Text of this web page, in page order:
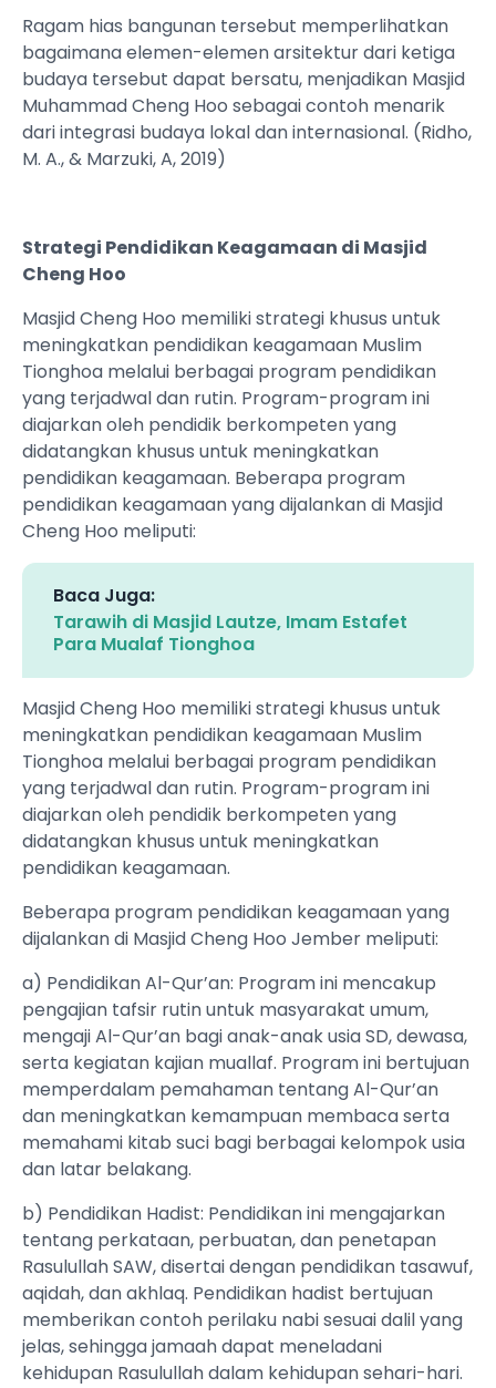
Ragam hias bangunan tersebut memperlihatkan
bagaimana elemen-elemen arsitektur dari ketiga
budaya tersebut dapat bersatu, menjadikan Masjid
Muhammad Cheng Hoo sebagai contoh menarik
dari integrasi budaya lokal dan internasional. (Ridho,
M. A., & Marzuki, A, 2019)
Strategi Pendidikan Keagamaan di Masjid
Cheng Hoo
Masjid Cheng Hoo memiliki strategi khusus untuk
meningkatkan pendidikan keagamaan Muslim
Tionghoa melalui berbagai program pendidikan
yang terjadwal dan rutin. Program-program ini
diajarkan oleh pendidik berkompeten yang
didatangkan khusus untuk meningkatkan
pendidikan keagamaan. Beberapa program
pendidikan keagamaan yang dijalankan di Masjid
Cheng Hoo meliputi:
Baca Juga:
Tarawih di Masjid Lautze, Imam Estafet
Para Mualaf Tionghoa
Masjid Cheng Hoo memiliki strategi khusus untuk
meningkatkan pendidikan keagamaan Muslim
Tionghoa melalui berbagai program pendidikan
yang terjadwal dan rutin. Program-program ini
diajarkan oleh pendidik berkompeten yang
didatangkan khusus untuk meningkatkan
pendidikan keagamaan.
Beberapa program pendidikan keagamaan yang
dijalankan di Masjid Cheng Hoo Jember meliputi:
a) Pendidikan Al-Qur’an: Program ini mencakup
pengajian tafsir rutin untuk masyarakat umum,
mengaji Al-Qur’an bagi anak-anak usia SD, dewasa,
serta kegiatan kajian muallaf. Program ini bertujuan
memperdalam pemahaman tentang Al-Qur’an
dan meningkatkan kemampuan membaca serta
memahami kitab suci bagi berbagai kelompok usia
dan latar belakang.
b) Pendidikan Hadist: Pendidikan ini mengajarkan
tentang perkataan, perbuatan, dan penetapan
Rasulullah SAW, disertai dengan pendidikan tasawuf,
aqidah, dan akhlaq. Pendidikan hadist bertujuan
memberikan contoh perilaku nabi sesuai dalil yang
jelas, sehingga jamaah dapat meneladani
kehidupan Rasulullah dalam kehidupan sehari-hari.